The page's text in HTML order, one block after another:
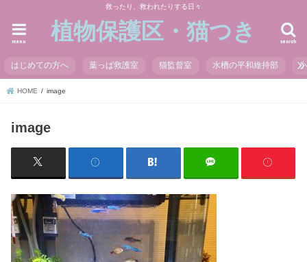
救ったり、救われたりする日々
植物保護区・猫つき search
menu
はじめての方へ 葉っぱ救護室 猫監督室 水槽の平和維持部
HOME image
image